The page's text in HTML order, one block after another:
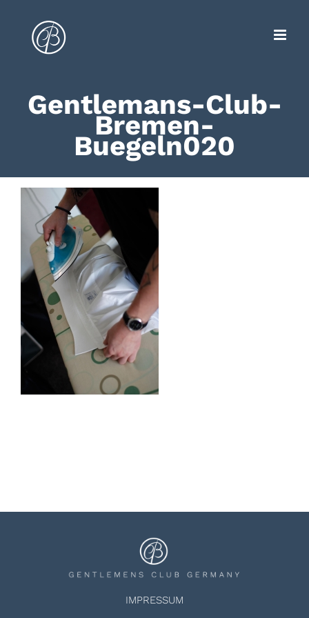
springen
Gentlemans-Club-
Bremen-
Buegeln020
IMPRESSUM